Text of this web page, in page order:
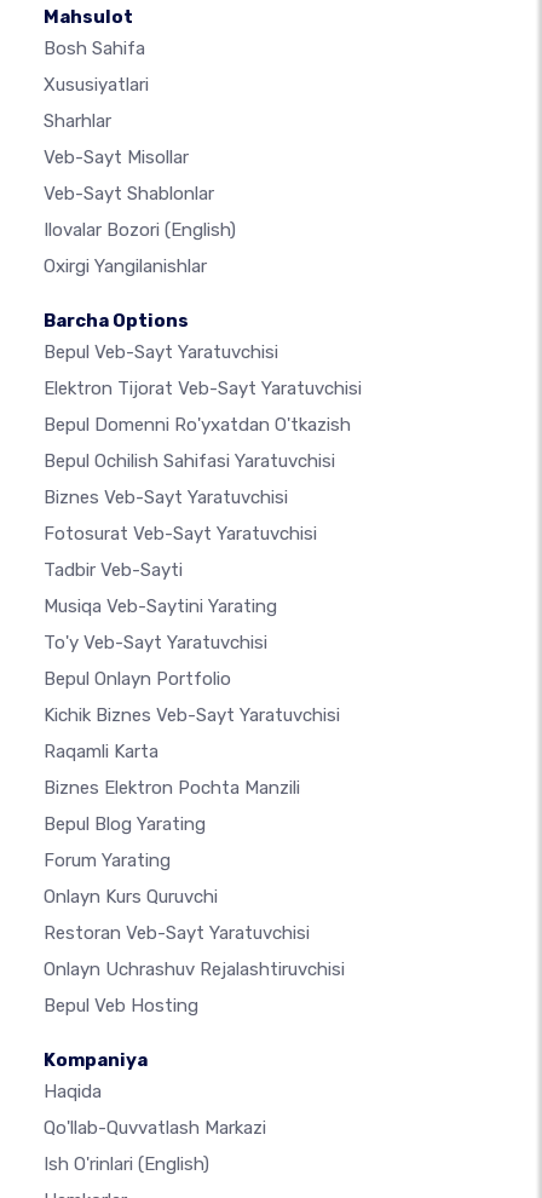
Mahsulot
Bosh Sahifa
Xususiyatlari
Sharhlar
Veb-Sayt Misollar
Veb-Sayt Shablonlar
Ilovalar Bozori (English)
Oxirgi Yangilanishlar
Barcha Options
Bepul Veb-Sayt Yaratuvchisi
Elektron Tijorat Veb-Sayt Yaratuvchisi
Bepul Domenni Ro'yxatdan O'tkazish
Bepul Ochilish Sahifasi Yaratuvchisi
Biznes Veb-Sayt Yaratuvchisi
Fotosurat Veb-Sayt Yaratuvchisi
Tadbir Veb-Sayti
Musiqa Veb-Saytini Yarating
To'y Veb-Sayt Yaratuvchisi
Bepul Onlayn Portfolio
Kichik Biznes Veb-Sayt Yaratuvchisi
Raqamli Karta
Biznes Elektron Pochta Manzili
Bepul Blog Yarating
Forum Yarating
Onlayn Kurs Quruvchi
Restoran Veb-Sayt Yaratuvchisi
Onlayn Uchrashuv Rejalashtiruvchisi
Bepul Veb Hosting
Kompaniya
Haqida
Qo'llab-Quvvatlash Markazi
Ish O'rinlari (English)